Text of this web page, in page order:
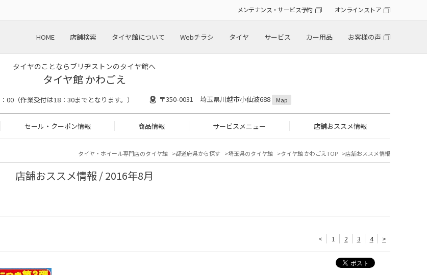
メンテナンス・サービス予約 オンラインストア
HOME 店舗検索 タイヤ館について Webチラシ タイヤ サービス カー用品 お客様の声
タイヤのことならブリヂストンのタイヤ館へ
タイヤ館 かわごえ
00（作業受付は18：30までとなります。） 〒350-0031 埼玉県川越市小仙波688 Map
セール・クーポン情報 商品情報 サービスメニュー 店舗おススメ情報
タイヤ・ホイール専門店のタイヤ館 都道府県から探す 埼玉県のタイヤ館 タイヤ館 かわごえTOP 店舗おススメ情報
店舗おススメ情報 / 2016年8月
< 1 2 3 4 >